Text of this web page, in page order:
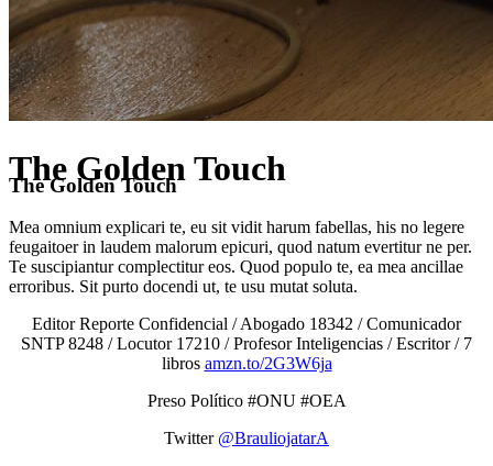
The Golden Touch
The Golden Touch
Mea omnium explicari te, eu sit vidit harum fabellas, his no legere
feugaitoer in laudem malorum epicuri, quod natum evertitur ne per.
Te suscipiantur complectitur eos. Quod populo te, ea mea ancillae
erroribus. Sit purto docendi ut, te usu mutat soluta.
Editor Reporte Confidencial / Abogado 18342 / Comunicador
SNTP 8248 / Locutor 17210 / Profesor Inteligencias / Escritor / 7
libros amzn.to/2G3W6ja
Preso Político #ONU #OEA
Twitter @BrauliojatarA